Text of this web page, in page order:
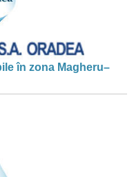
în zona Magheru–